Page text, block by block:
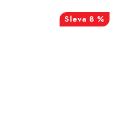
8 %